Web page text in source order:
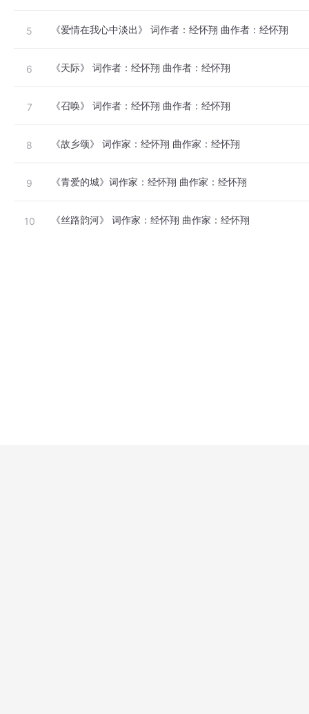
5 《爱情在我心中淡出》 词作者：经怀翔 曲作者：经怀翔
6 《天际》 词作者：经怀翔 曲作者：经怀翔
7 《召唤》 词作者：经怀翔 曲作者：经怀翔
8 《故乡颂》 词作家：经怀翔 曲作家：经怀翔
9 《青爱的城》词作家：经怀翔 曲作家：经怀翔
10 《丝路韵河》 词作家：经怀翔 曲作家：经怀翔